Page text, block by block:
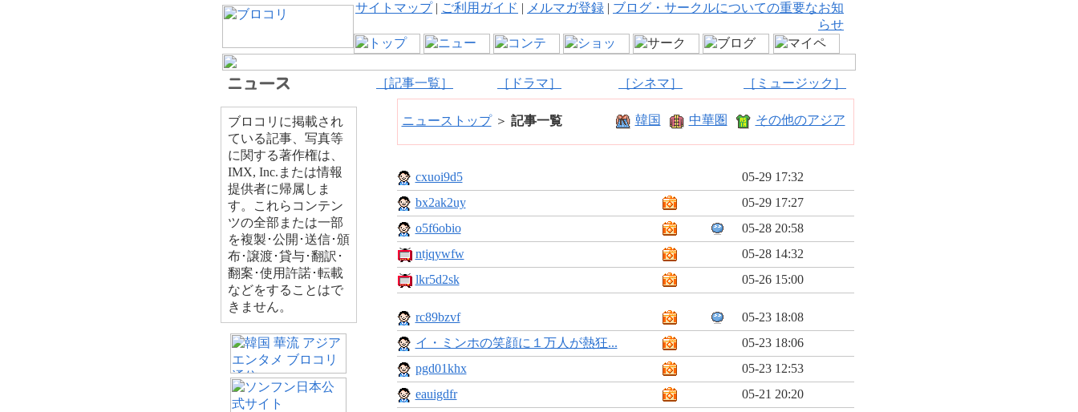
サイトマップ| ご利用ガイド | メルマガ登録 | ブログ・サークルについての重要なお知
らせ
［記事一覧］ ［ドラマ］ ［シネマ］ ［ミュージック］
ブロコリに掲載され
ている記事、写真等
に関する著作権は、
IMX, Inc.または情報
提供者に帰属しま
す。これらコンテン
ツの全部または一部
を複製･公開･送信･頒
布･譲渡･貸与･翻訳･
翻案･使用許諾･転載
などをすることはで
きません。
ニューストップ＞ 記事一覧 韓国 中華圏 その他のアジア
cxuoi9d5
05-29 17:32
bx2ak2uy
05-29 17:27
o5f6obio
05-28 20:58
ntjqywfw
05-28 14:32
lkr5d2sk
05-26 15:00
rc89bzvf
05-23 18:08
イ・ミンホの笑顔に１万人が熱狂...
05-23 18:06
pgd01khx
05-23 12:53
eauigdfr
05-21 20:20